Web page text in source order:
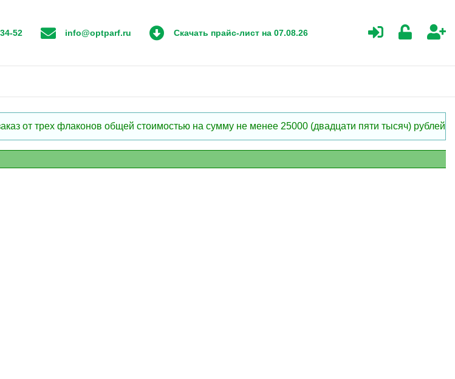
52 info@optparf.ru Скачать прайс-лист на 07.08.26
от трех флаконов общей стоимостью на сумму не менее 25000 (двадцати пяти тысяч) рублей